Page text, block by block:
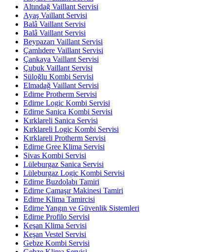
Altındağ Vaillant Servisi
Ayaş Vaillant Servisi
Balâ Vaillant Servisi
Balâ Vaillant Servisi
Beypazarı Vaillant Servisi
Çamlıdere Vaillant Servisi
Çankaya Vaillant Servisi
Çubuk Vaillant Servisi
Süloğlu Kombi Servisi
Elmadağ Vaillant Servisi
Edirne Protherm Servisi
Edirne Logic Kombi Servisi
Edirne Sanica Kombi Servisi
Kırklareli Sanica Servisi
Kırklareli Logic Kombi Servisi
Kırklareli Protherm Servisi
Edirne Gree Klima Servisi
Sivas Kombi Servisi
Lüleburgaz Sanica Servisi
Lüleburgaz Logic Kombi Servisi
Edirne Buzdolabı Tamiri
Edirne Çamaşır Makinesi Tamiri
Edirne Klima Tamircisi
Edirne Yangın ve Güvenlik Sistemleri
Edirne Profilo Servisi
Keşan Klima Servisi
Keşan Vestel Servisi
Gebze Kombi Servisi